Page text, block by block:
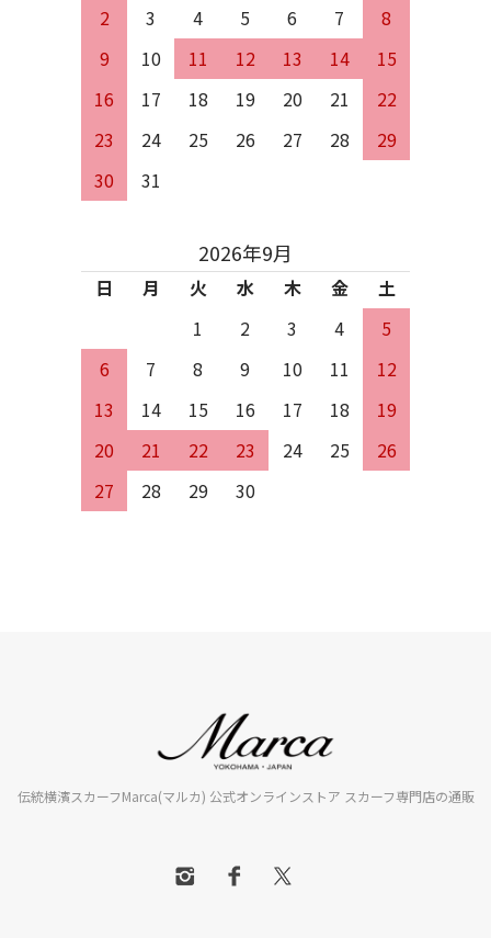
2
3 4 5 6 7
8
9
10 11 12 13 14
15
16
17 18 19 20 21
22
23
24 25 26 27 28
29
30
31
2026年9月
日 月 火 水 木 金
土
1
2 3 4
5
6
7 8 9 10 11
12
13
14 15 16 17 18
19
20
21 22 23 24 25
26
27
28 29 30
伝統横濱スカーフMarca(マルカ) 公式オンラインストア スカーフ専門店の通販